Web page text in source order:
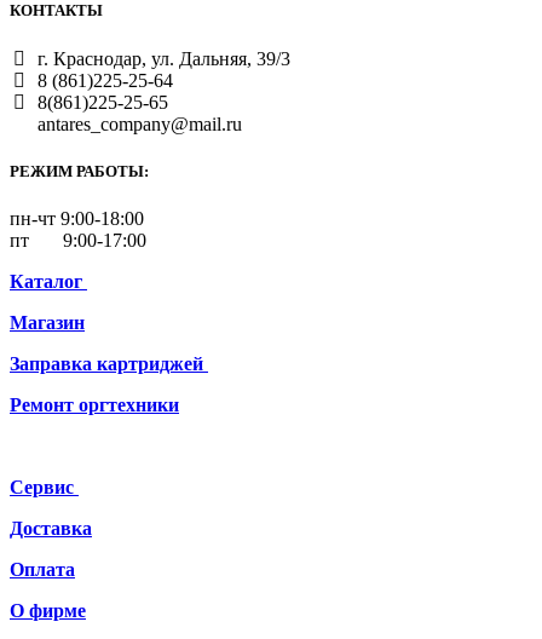
КОНТАКТЫ
г. Краснодар, ул. Дальняя, 39/3
8 (861)225-25-64
8(861)225-25-65
antares_company@mail.ru
РЕЖИМ РАБОТЫ:
пн-чт 9:00-18:00
пт 9:00-17:00
Каталог
Магазин
Заправка картриджей
Ремонт оргтехники
Сервис
Доставка
Оплата
О фирме